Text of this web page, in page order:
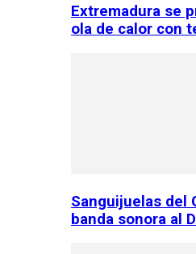
Extremadura se
ola de calor con
Sanguijuelas del
banda sonora al